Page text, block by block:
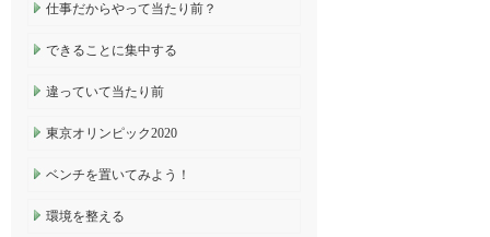
仕事だからやって当たり前？
できることに集中する
違っていて当たり前
東京オリンピック2020
ベンチを置いてみよう！
環境を整える